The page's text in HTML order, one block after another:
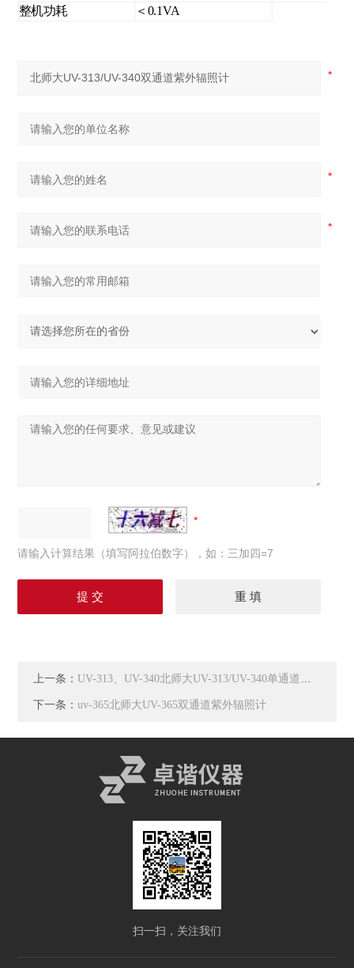
整机功耗
＜0.1VA
请输入计算结果（填写阿拉伯数字），如：三加四=7
上一条：UV-313、UV-340北师大UV-313/UV-340单通道紫外辐照计
下一条：uv-365北师大UV-365双通道紫外辐照计
扫一扫，关注我们